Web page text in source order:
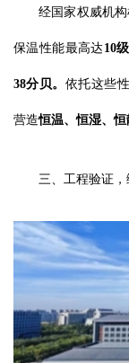
经国家权威机
保温性能最高达10级
38分贝。 依托这些
营造恒温、恒湿、
三、工程验证